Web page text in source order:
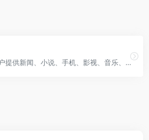
e9797网址导航，为用户提供新闻、小说、手机、影视、音乐、财经、游戏、购物等分类网站导航,提供最简单便捷的购物网站导航服务。